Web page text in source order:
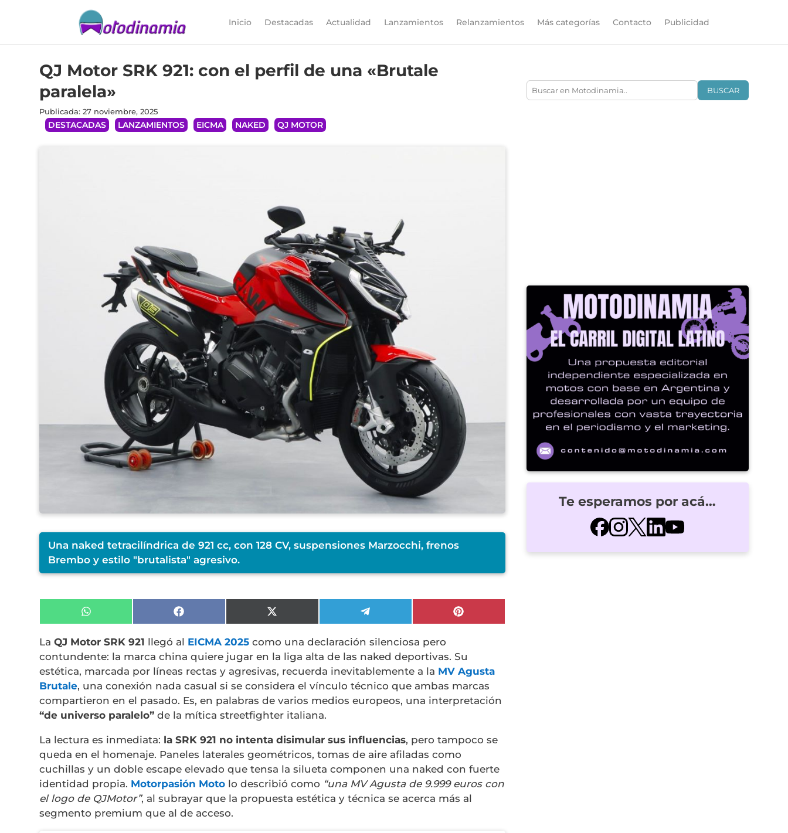
Inicio Destacadas Actualidad Lanzamientos Relanzamientos Más categorías Contacto Publicidad
QJ Motor SRK 921: con el perfil de una «Brutale
paralela»
Publicada: 27 noviembre, 2025
DESTACADAS LANZAMIENTOS EICMA NAKED QJ MOTOR
Una naked tetracilíndrica de 921 cc, con 128 CV, suspensiones Marzocchi, frenos
Brembo y estilo "brutalista" agresivo.
Compartir
en
Compartir
en
Facebook
Compartir
en
(Twitter)
Compartir
en
Telegram
Compartir
en
LaQJ Motor SRK 921 llegó al EICMA 2025 como una declaración silenciosa pero
contundente: la marca china quiere jugar en la liga alta de las naked deportivas. Su
estética, marcada por líneas rectas y agresivas, recuerda inevitablemente a la MV Agusta
Brutale, una conexión nada casual si se considera el vínculo técnico que ambas marcas
compartieron en el pasado. Es, en palabras de varios medios europeos, una interpretación
“de universo paralelo” de la mítica streetfighter italiana.
La lectura es inmediata: la SRK 921 no intenta disimular sus influencias, pero tampoco se
queda en el homenaje. Paneles laterales geométricos, tomas de aire afiladas como
cuchillas y un doble escape elevado que tensa la silueta componen una naked con fuerte
identidad propia. Motorpasión Moto lo describió como “una MV Agusta de 9.999 euros con
el logo de QJMotor”, al subrayar que la propuesta estética y técnica se acerca más al
segmento premium que al de acceso.
BUSCAR
Te esperamos por acá…